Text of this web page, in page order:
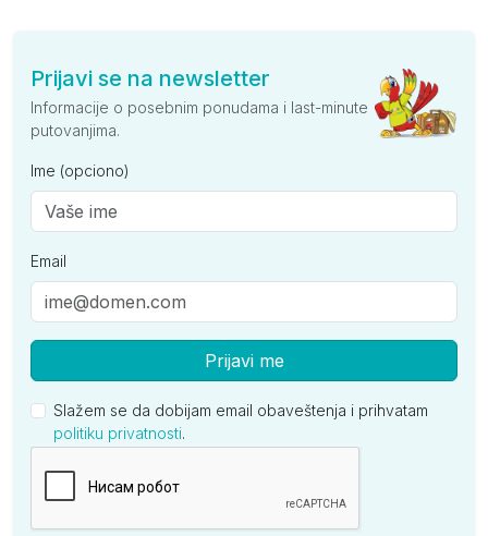
Prijavi se na newsletter
Informacije o posebnim ponudama i last-minute
putovanjima.
Ime (opciono)
Email
Prijavi me
Slažem se da dobijam email obaveštenja i prihvatam
politiku privatnosti.